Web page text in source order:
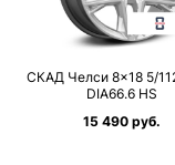
СКАД Челси 8×18 5/
DIA66.6 HS
15 490 руб.